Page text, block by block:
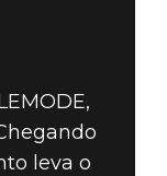
2
leva o